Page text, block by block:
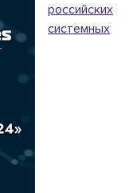
российских
системных